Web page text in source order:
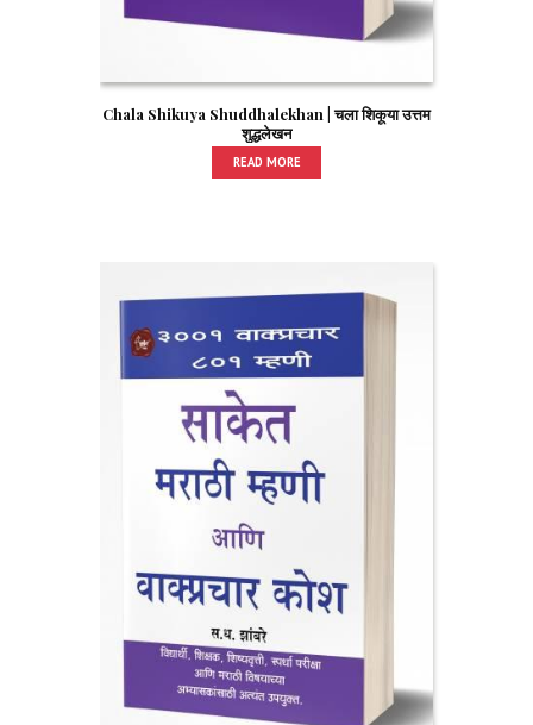
Chala Shikuya Shuddhalekhan | चला शिकूया उत्तम
शुद्धलेखन
READ MORE